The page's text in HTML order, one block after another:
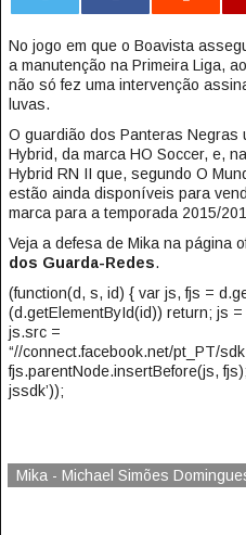
No jogo em que o Boavista
a manutenção na Primeira Liga,
não só fez uma intervenção
luvas.
O guardião dos Panteras Negras
Hybrid, da marca HO Soccer, e,
Hybrid RN II que, segundo O
estão ainda disponíveis para
marca para a temporada 2015/
Veja a defesa de Mika na página
dos Guarda-Redes.
(function(d, s, id) { var js, fjs =
(d.getElementById(id)) return; js
js.src =
“//connect.facebook.net/pt_PT/
fjs.parentNode.insertBefore(js,
jssdk’));
Mika - Michael Simões